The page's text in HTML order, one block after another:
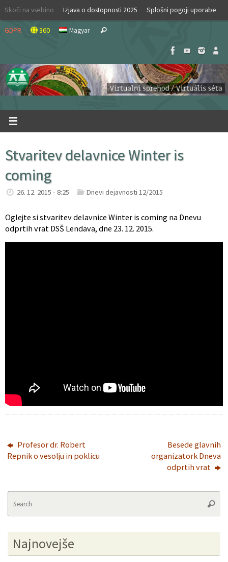
Skip
content
Skoči na vsebino Izjava o dostopnosti 2025 Splošni pogoji uporabe
GDPR 360 Magyar Search
Stvaritev delavnice Winter is
coming
26. 12. 2015 - 8:25 Dnevi dejavnosti 12/2015
Oglejte si stvaritev delavnice Winter is coming na Dnevu
odprtih vrat DSŠ Lendava, dne 23. 12. 2015.
Profesor dr. Robert
Repnik o vesolju in poklicu
Besede glavnih
organizatork Dneva
odprtih vrat
Najnovejše